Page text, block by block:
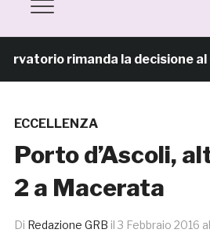
rimanda la decisione al
ECCELLENZA
Porto d’Ascoli,
2 a Macerata
Di Redazione GRB il 3 Febbraio 2016